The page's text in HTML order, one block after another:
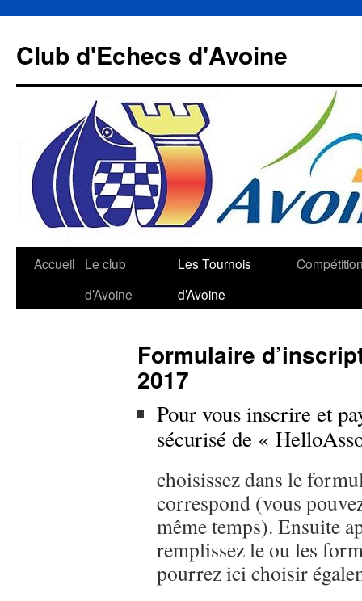
contenu
Club d'Echecs d'Avoine
Accueil
Le club
d’Avoine
Les Tournois
d’Avoine
Formulaire
2017
Pour vous inscrire et
sécurisé de «
choisissez dans le
correspond (vous
même temps). Ensuite
remplissez le ou les
pourrez ici choisir